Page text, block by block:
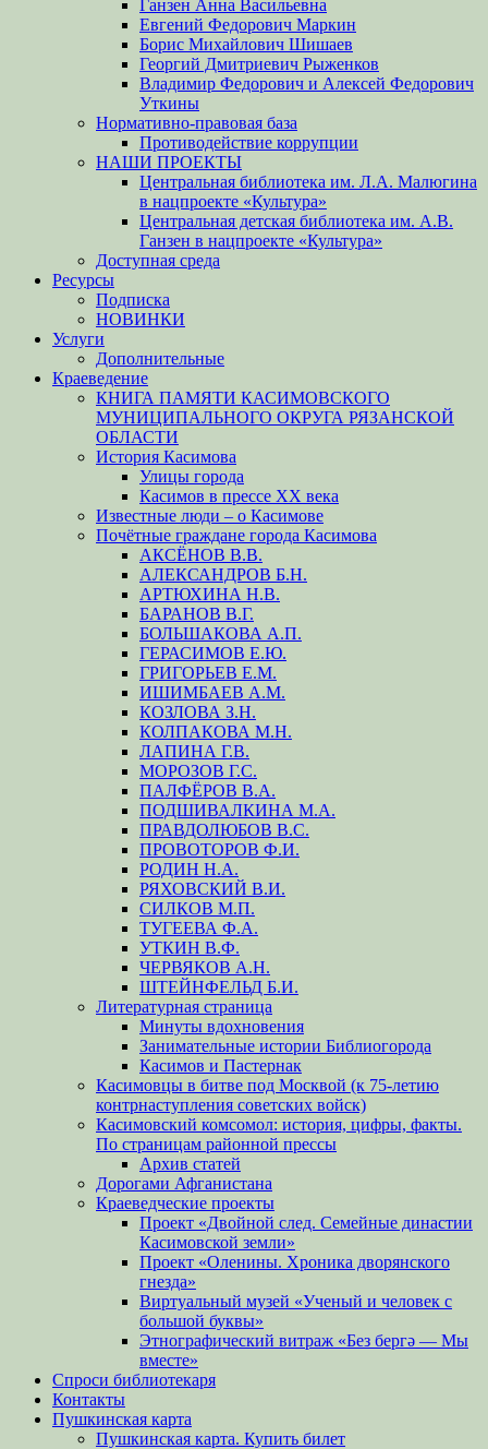
Ганзен Анна Васильевна
Евгений Федорович Маркин
Борис Михайлович Шишаев
Георгий Дмитриевич Рыженков
Владимир Федорович и Алексей Федорович
Уткины
Нормативно-правовая база
Противодействие коррупции
НАШИ ПРОЕКТЫ
Центральная библиотека им. Л.А. Малюгина
в нацпроекте «Культура»
Центральная детская библиотека им. А.В.
Ганзен в нацпроекте «Культура»
Доступная среда
Ресурсы
Подписка
НОВИНКИ
Услуги
Дополнительные
Краеведение
КНИГА ПАМЯТИ КАСИМОВСКОГО
МУНИЦИПАЛЬНОГО ОКРУГА РЯЗАНСКОЙ
ОБЛАСТИ
История Касимова
Улицы города
Касимов в прессе XX века
Известные люди – о Касимове
Почётные граждане города Касимова
АКСЁНОВ В.В.
АЛЕКСАНДРОВ Б.Н.
АРТЮХИНА Н.В.
БАРАНОВ В.Г.
БОЛЬШАКОВА А.П.
ГЕРАСИМОВ Е.Ю.
ГРИГОРЬЕВ Е.М.
ИШИМБАЕВ А.М.
КОЗЛОВА З.Н.
КОЛПАКОВА М.Н.
ЛАПИНА Г.В.
МОРОЗОВ Г.С.
ПАЛФЁРОВ В.А.
ПОДШИВАЛКИНА М.А.
ПРАВДОЛЮБОВ В.С.
ПРОВОТОРОВ Ф.И.
РОДИН Н.А.
РЯХОВСКИЙ В.И.
СИЛКОВ М.П.
ТУГЕЕВА Ф.А.
УТКИН В.Ф.
ЧЕРВЯКОВ А.Н.
ШТЕЙНФЕЛЬД Б.И.
Литературная страница
Минуты вдохновения
Занимательные истории Библиогорода
Касимов и Пастернак
Касимовцы в битве под Москвой (к 75-летию
контрнаступления советских войск)
Касимовский комсомол: история, цифры, факты.
По страницам районной прессы
Архив статей
Дорогами Афганистана
Краеведческие проекты
Проект «Двойной след. Семейные династии
Касимовской земли»
Проект «Оленины. Хроника дворянского
гнезда»
Виртуальный музей «Ученый и человек с
большой буквы»
Этнографический витраж «Без бергə — Мы
вместе»
Спроси библиотекаря
Контакты
Пушкинская карта
Пушкинская карта. Купить билет